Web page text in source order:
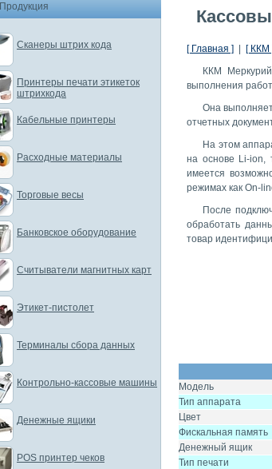
[ Главная ] [ ККМ
ККМ
выполнения
Она
отчетных
На этом
на основе Li-ion,
имеется
режимах как On-
После
обработать
товар
Модель
Тип аппарата
Цвет
Фискальная память
Денежный ящик
Тип печати
Продукция
Сканеры штрих кода
Принтеры печати этикеток
штрихкода
Кабельные принтеры
Расходные материалы
Торговые весы
Банковское оборудование
Считыватели магнитных карт
Этикет-пистолет
Терминалы сбора данных
Контрольно-кассовые машины
Денежные ящики
POS принтер чеков